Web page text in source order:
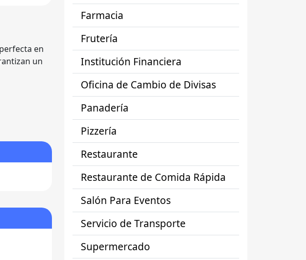
en
un
Farmacia
Frutería
Institución Financiera
Oficina de Cambio de Divisas
Panadería
Pizzería
Restaurante
Restaurante de Comida Rápida
Salón Para Eventos
Servicio de Transporte
Supermercado